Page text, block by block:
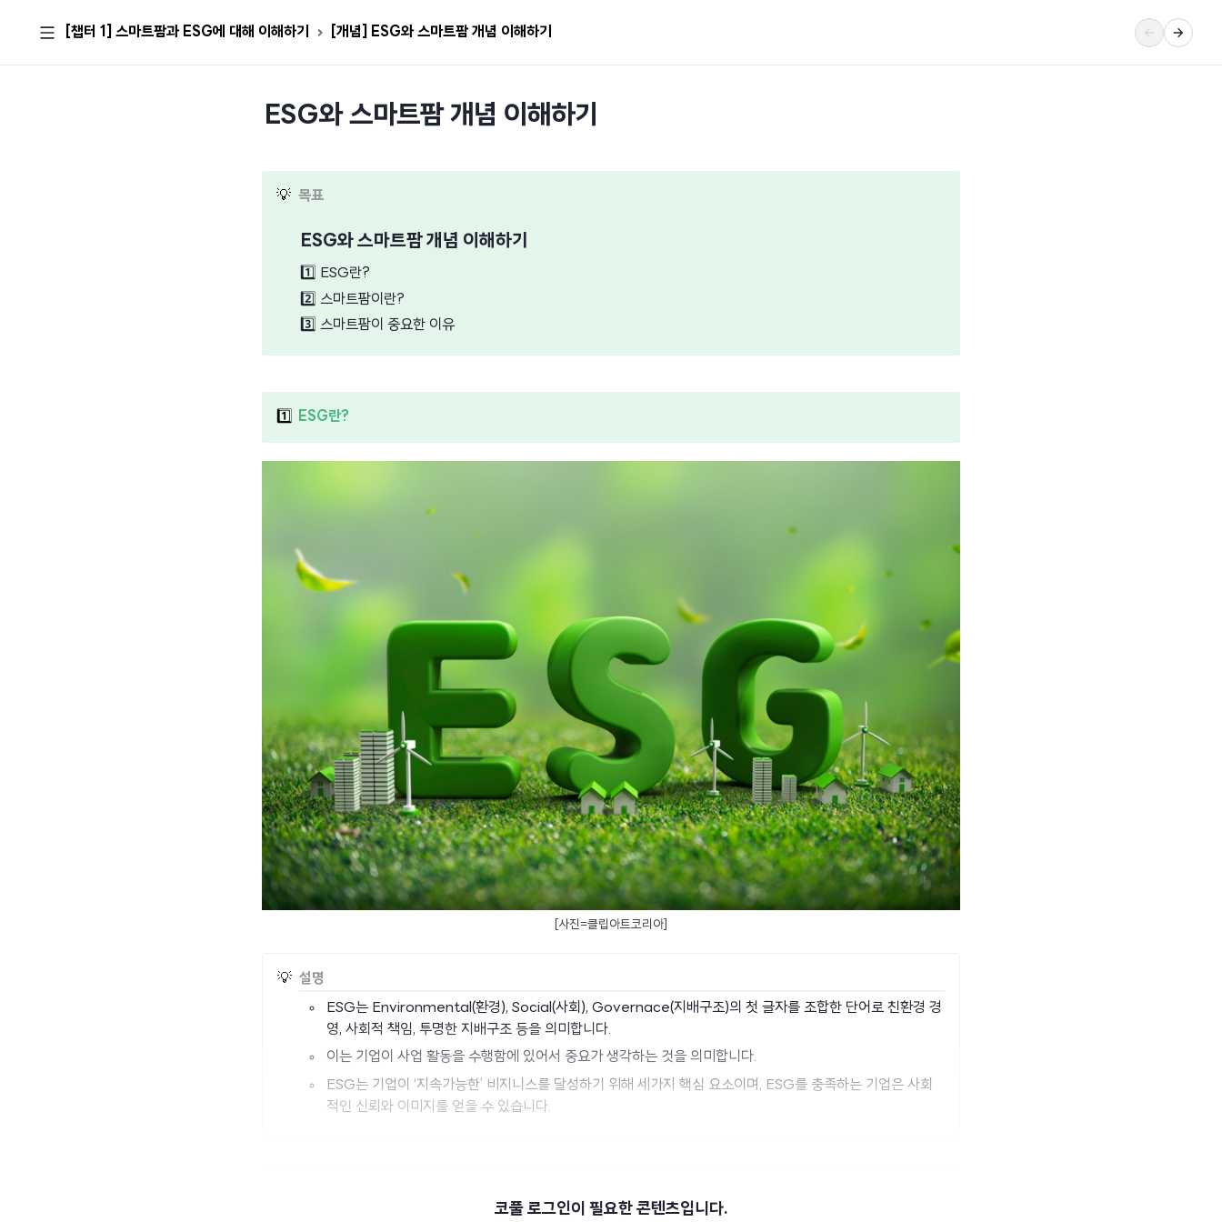
[챕터 1] 스마트팜과 ESG에 대해 이해하기 [개념] ESG와 스마트팜 개념 이해하기
코풀 로그인이 필요한 콘텐츠입니다.
ESG와 스마트팜 개념 이해하기
💡 목표
ESG와 스마트팜 개념 이해하기
1️⃣
ESG란?
2️⃣ 스마트팜이란?
3️⃣ 스마트팜이 중요한 이유
1️⃣ ESG란?
[사진=클립아트코리아]
💡 설명
ESG는 Environmental(환경), Social(사회), Governace(지배구조)의 첫 글자를 조합한 단어로 친환경 경
영, 사회적 책임, 투명한 지배구조 등을 의미합니다.
이는 기업이 사업 활동을 수행함에 있어서 중요가 생각하는 것을 의미합니다.
ESG는 기업이 ‘지속가능한’ 비지니스를 달성하기 위해 세가지 핵심 요소이며, ESG를 충족하는 기업은 사회
적인 신뢰와 이미지를 얻을 수 있습니다.